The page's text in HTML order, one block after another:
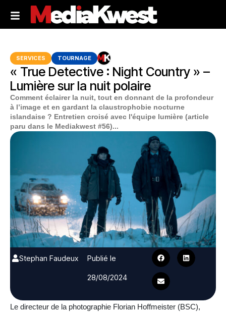
SERVICES TOURNAGE
« True Detective : Night Country » –
Lumière sur la nuit polaire
Comment éclairer la nuit, tout en donnant de la profondeur
à l’image et en gardant la claustrophobie nocturne
islandaise ? Entretien croisé avec l'équipe lumière (article
paru dans le Mediakwest #56)...
Stephan Faudeux
Publié le
28/08/2024
Le directeur de la photographie Florian Hoffmeister (BSC),